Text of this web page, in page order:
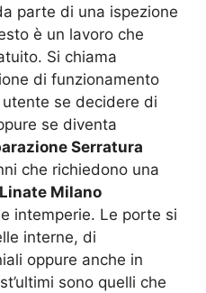
parte di una ispezione
è un lavoro che
Si chiama
di funzionamento
se decidere di
se diventa
Serratura
che richiedono una
Milano
intemperie. Le porte si
interne, di
oppure anche in
sono quelli che